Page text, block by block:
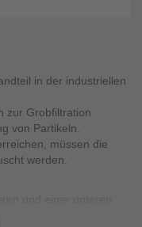
in der industriellen
zur Grobfiltration
von Partikeln.
müssen die
werden.